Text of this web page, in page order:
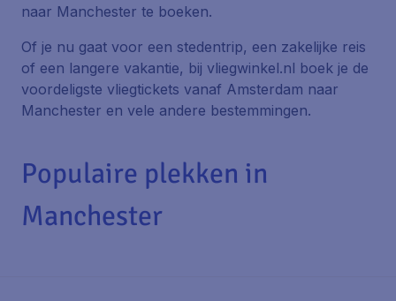
naar Manchester te boeken.
Of je nu gaat voor een stedentrip, een zakelijke reis
of een langere vakantie, bij vliegwinkel.nl boek je de
voordeligste vliegtickets vanaf Amsterdam naar
Manchester en vele andere bestemmingen.
Populaire plekken in
Manchester